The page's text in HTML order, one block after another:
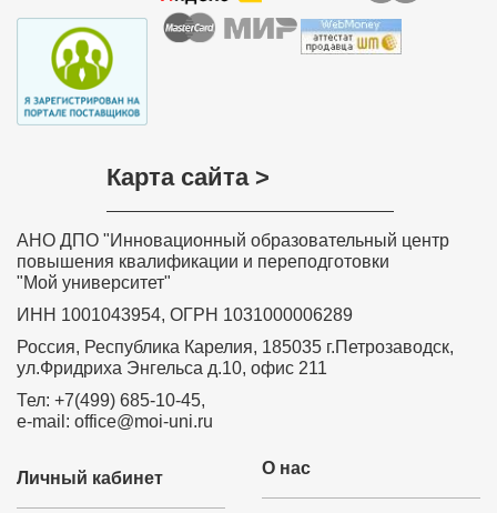
Карта сайта >
АНО ДПО "Инновационный образовательный центр
повышения квалификации и переподготовки
"Мой университет"
ИНН 1001043954, ОГРН 1031000006289
Россия, Республика Карелия, 185035 г.Петрозаводск,
ул.Фридриха Энгельса д.10, офис 211
Тел: +7(499) 685-10-45,
e-mail: office@moi-uni.ru
О нас
Личный кабинет